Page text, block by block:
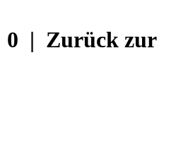
0 | Zurück zur